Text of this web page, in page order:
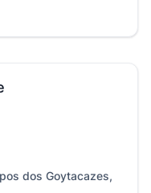
dos Goytacazes,